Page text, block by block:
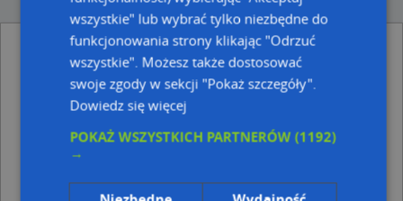
Łukasz Bojarski - Działalność Gospodarcza -
inne Przemysł, Firmy w pobliżu
Trafostacja, Furmańska 5, 20-122 Lublin
Meritum Lubelska Grupa Doradcza, Rynek 7, 20-111
Przedsiębiorstwo Wielobranżowe Consulting B B,
Kupiec Marcin Pakulski-Modrzejewski, ul. Rynek 19,
wszystkie" lub wybrać tylko niezbędne do
funkcjonowania strony klikając "Odrzuć
wszystkie". Możesz także dostosować
swoje zgody w sekcji "Pokaż szczegóły".
Dowiedz się więcej
POKAŻ WSZYSTKICH PARTNERÓW(1192)
→